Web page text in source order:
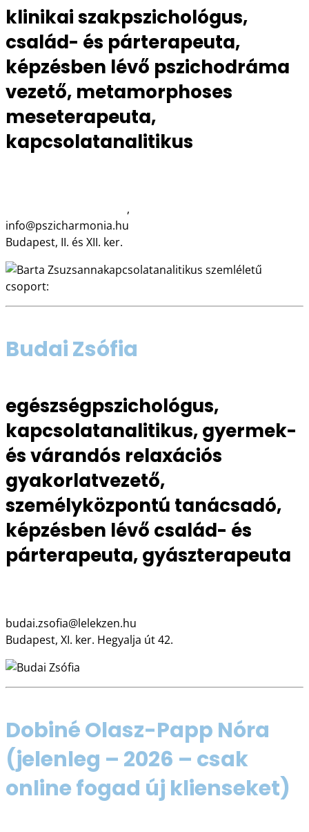
klinikai szakpszichológus,
család- és párterapeuta,
képzésben lévő pszichodráma
vezető, metamorphoses
meseterapeuta,
kapcsolatanalitikus
,
info@pszicharmonia.hu
Budapest, II. és XII. ker.
kapcsolatanalitikus szemléletű
csoport:
Budai Zsófia
egészségpszichológus,
kapcsolatanalitikus, gyermek-
és várandós relaxációs
gyakorlatvezető,
személyközpontú tanácsadó,
képzésben lévő család- és
párterapeuta, gyászterapeuta
budai.zsofia@lelekzen.hu
Budapest, XI. ker. Hegyalja út 42.
Dobiné Olasz-Papp Nóra
(jelenleg – 2026 – csak
online fogad új klienseket)